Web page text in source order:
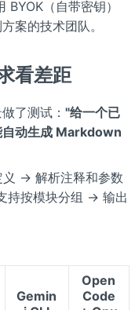
（自带密钥）
案的技术团队。
看差距
了测试： "给一个已
自动生成 Markdown
义 → 解析注释和参数
按模块分组 → 输出
Gemin
Open
Code